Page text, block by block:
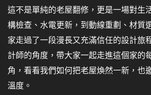
這不是單純的老屋翻修，更是一場對生
構檢查、水電更新，到動線重劃、材質
家走過了一段漫長又充滿信任的設計旅
計師的角度，帶大家一起走進這個家的
角，看看我們如何把老屋煥然一新，也
溫度。